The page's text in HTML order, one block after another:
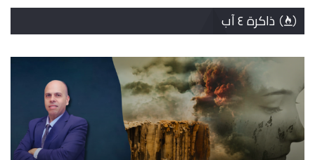
ذاكرة ٤ آب